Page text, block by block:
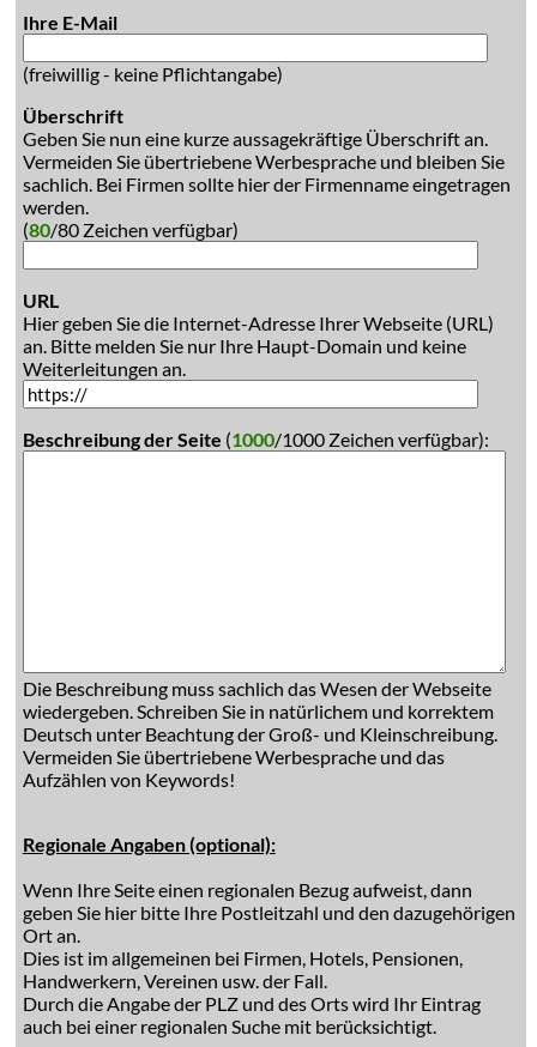
Ihre E-Mail
(freiwillig - keine Pflichtangabe)
Überschrift
Geben Sie nun eine kurze aussagekräftige Überschrift an.
Vermeiden Sie übertriebene Werbesprache und bleiben Sie
sachlich. Bei Firmen sollte hier der Firmenname eingetragen
werden.
(80/80 Zeichen verfügbar)
URL
Hier geben Sie die Internet-Adresse Ihrer Webseite (URL)
an. Bitte melden Sie nur Ihre Haupt-Domain und keine
Weiterleitungen an.
Beschreibung der Seite (1000/1000 Zeichen verfügbar):
Die Beschreibung muss sachlich das Wesen der Webseite
wiedergeben. Schreiben Sie in natürlichem und korrektem
Deutsch unter Beachtung der Groß- und Kleinschreibung.
Vermeiden Sie übertriebene Werbesprache und das
Aufzählen von Keywords!
Regionale Angaben (optional):
Wenn Ihre Seite einen regionalen Bezug aufweist, dann
geben Sie hier bitte Ihre Postleitzahl und den dazugehörigen
Ort an.
Dies ist im allgemeinen bei Firmen, Hotels, Pensionen,
Handwerkern, Vereinen usw. der Fall.
Durch die Angabe der PLZ und des Orts wird Ihr Eintrag
auch bei einer regionalen Suche mit berücksichtigt.